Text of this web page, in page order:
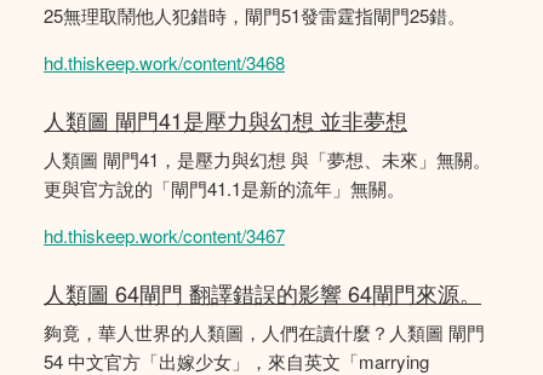
25無理取鬧他人犯錯時，閘門51發雷霆指閘門25錯。
hd.thiskeep.work/content/3468
人類圖 閘門41是壓力與幻想 並非夢想
人類圖 閘門41，是壓力與幻想 與「夢想、未來」無關。
更與官方說的「閘門41.1是新的流年」無關。
hd.thiskeep.work/content/3467
人類圖 64閘門 翻譯錯誤的影響 64閘門來源。
夠竟，華人世界的人類圖，人們在讀什麼？人類圖 閘門
54 中文官方「出嫁少女」，來自英文「marrying